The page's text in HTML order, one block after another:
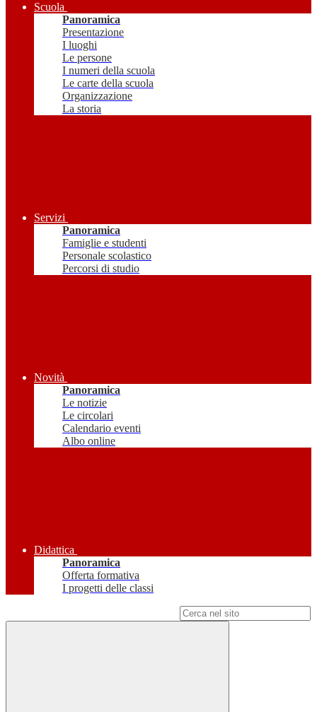
Scuola
Panoramica
Presentazione
I luoghi
Le persone
I numeri della scuola
Le carte della scuola
Organizzazione
La storia
Servizi
Panoramica
Famiglie e studenti
Personale scolastico
Percorsi di studio
Novità
Panoramica
Le notizie
Le circolari
Calendario eventi
Albo online
Didattica
Panoramica
Offerta formativa
I progetti delle classi